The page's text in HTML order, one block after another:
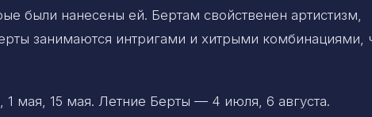
были нанесены ей. Бертам свойственен артистизм,
занимаются интригами и хитрыми комбинациями,
мая, 15 мая. Летние Берты — 4 июля, 6 августа.